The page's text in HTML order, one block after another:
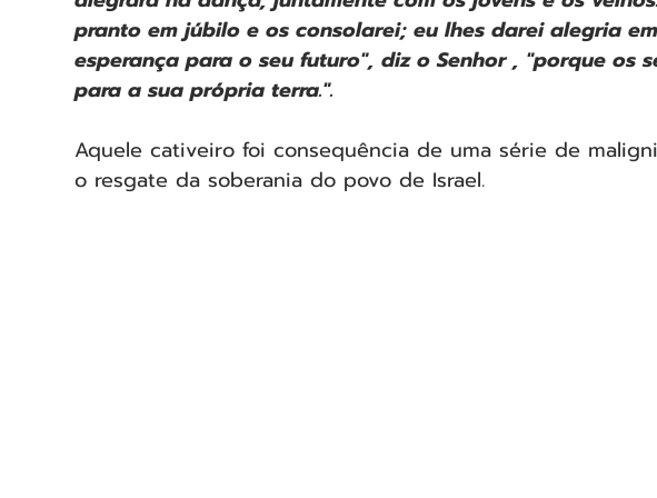
pranto em júbilo e os consolarei; eu lhes darei alegria
esperança para o seu futuro", diz o Senhor , "porque os
para a sua própria terra.".
Aquele cativeiro foi consequência de uma série de
o resgate da soberania do povo de Israel.